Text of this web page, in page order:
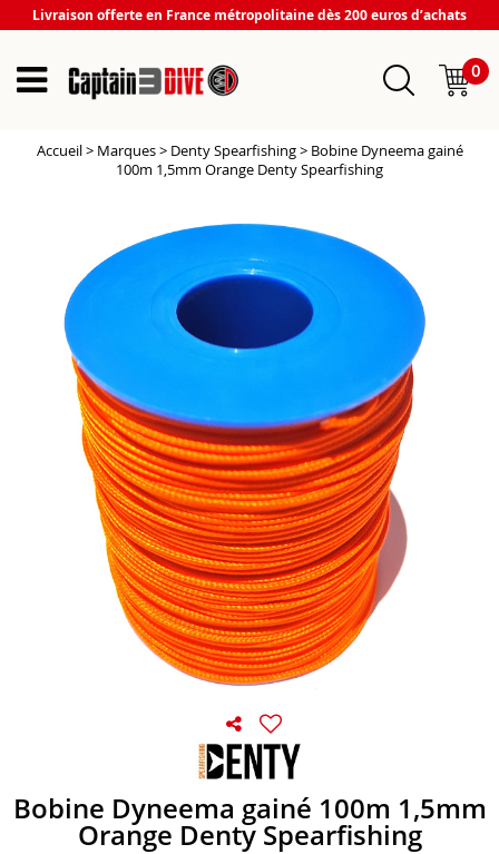
Livraison offerte en France métropolitaine dès 200 euros d’achats
0
Accueil > Marques > Denty Spearfishing > Bobine Dyneema gainé
100m 1,5mm Orange Denty Spearfishing
Bobine Dyneema gainé 100m 1,5mm
Orange Denty Spearfishing